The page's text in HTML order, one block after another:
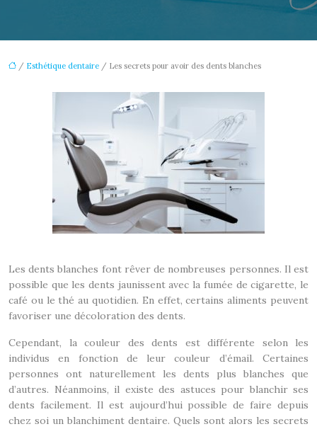
/ Esthétique dentaire / Les secrets pour avoir des dents blanches
Les dents blanches font rêver de nombreuses personnes. Il est
possible que les dents jaunissent avec la fumée de cigarette, le
café ou le thé au quotidien. En effet, certains aliments peuvent
favoriser une décoloration des dents.
Cependant, la couleur des dents est différente selon les
individus en fonction de leur couleur d’émail. Certaines
personnes ont naturellement les dents plus blanches que
d’autres. Néanmoins, il existe des astuces pour blanchir ses
dents facilement. Il est aujourd’hui possible de faire depuis
chez soi un blanchiment dentaire. Quels sont alors les secrets